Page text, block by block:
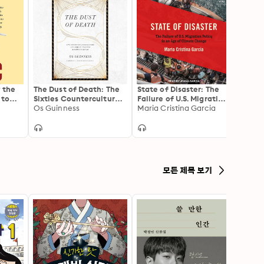
the
to
The Dust of Death: The
Sixties Counterculture
and How It Changed
Os Guinness
State of Disaster: The
Failure of U.S. Migration
Policy in an Age of
Maria Cristina Garcia
모든 제목 보기